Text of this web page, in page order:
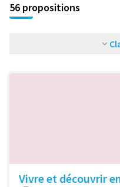
56 propositions
Vivre et découvrir